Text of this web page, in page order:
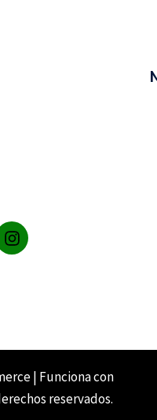
I
n
a
| Funciona con
reservados.